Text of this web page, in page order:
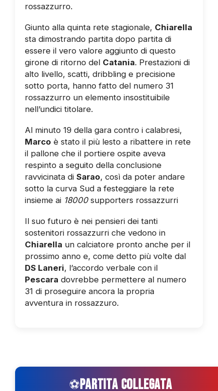
rossazzurro.
Giunto alla quinta rete stagionale, Chiarella
sta dimostrando partita dopo partita di
essere il vero valore aggiunto di questo
girone di ritorno del Catania. Prestazioni di
alto livello, scatti, dribbling e precisione
sotto porta, hanno fatto del numero 31
rossazzurro un elemento insostituibile
nell’undici titolare.
Al minuto 19 della gara contro i calabresi,
Marco è stato il più lesto a ribattere in rete
il pallone che il portiere ospite aveva
respinto a seguito della conclusione
ravvicinata di Sarao, così da poter andare
sotto la curva Sud a festeggiare la rete
insieme ai 18000supporters rossazzurri
Il suo futuro è nei pensieri dei tanti
sostenitori rossazzurri che vedono in
Chiarella un calciatore pronto anche per il
prossimo anno e, come detto più volte dal
DS Laneri, l’accordo verbale con il
Pescara dovrebbe permettere al numero
31 di proseguire ancora la propria
avventura in rossazzuro.
⚽PARTITA COLLEGATA